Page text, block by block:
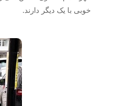
خوبی با یک دیگر دارند.